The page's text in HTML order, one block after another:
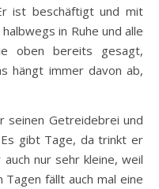
ist beschäftigt und mit
in Ruhe und alle
oben bereits gesagt,
hängt immer davon ab,
seinen Getreidebrei und
gibt Tage, da trinkt er
nur sehr kleine, weil
fällt auch mal eine